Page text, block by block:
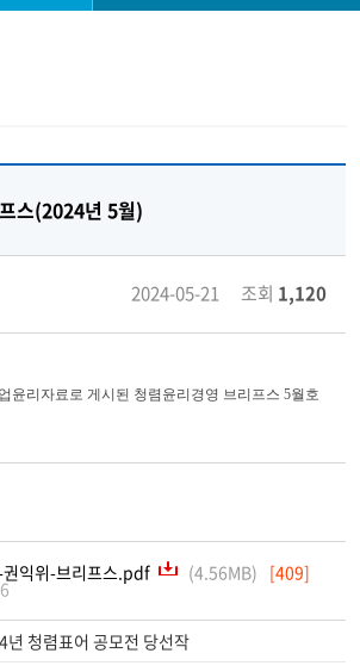
스(2024년 5월)
2024-05-21 조회 1,120
윤리자료로 게시된 청렴윤리경영 브리프스 5월호
익위-브리프스.pdf (4.56MB) [409]
년 청렴표어 공모전 당선작